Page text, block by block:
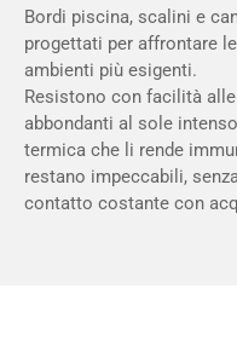
Bordi piscina, scalini e
progettati per affrontare
ambienti più esigenti.
Resistono con facilità
abbondanti al sole
termica che li rende
restano impeccabili,
contatto costante con